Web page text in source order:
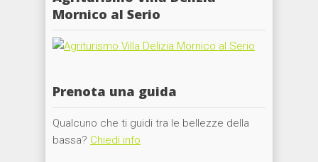
Mornico al Serio
Prenota una guida
Qualcuno che ti guidi tra le bellezze della
bassa? Chiedi info